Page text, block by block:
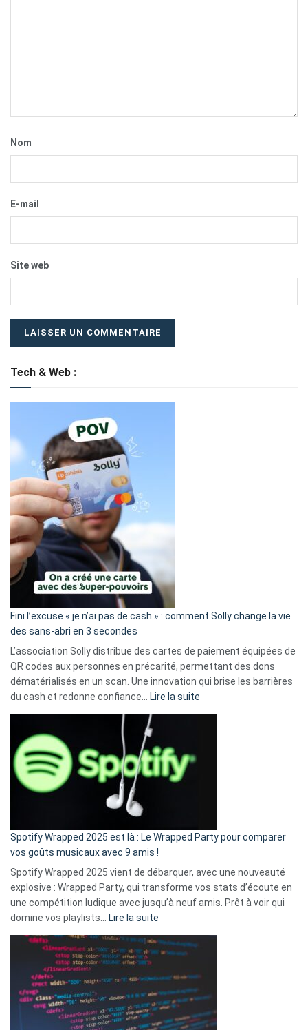
Nom
E-mail
Site web
Tech & Web :
Fini l’excuse « je n’ai pas de cash » : comment Solly change la vie
des sans-abri en 3 secondes
L’association Solly distribue des cartes de paiement équipées de
QR codes aux personnes en précarité, permettant des dons
dématérialisés en un scan. Une innovation qui brise les barrières
du cash et redonne confiance…
Lire la suite
»
Solly
change
la
des
3
secondes
Spotify Wrapped 2025 est là : Le Wrapped Party pour comparer
vos goûts musicaux avec 9 amis !
Spotify Wrapped 2025 vient de débarquer, avec une nouveauté
explosive : Wrapped Party, qui transforme vos stats d’écoute en
une compétition ludique avec jusqu’à neuf amis. Prêt à voir qui
domine vos playlists…
Lire la suite
Wrapped
est
là
:
Le